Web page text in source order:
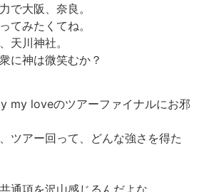
で大阪、奈良。
てみたくてね。
天川神社。
に神は微笑むか？
my loveのツアーファイナルにお邪
ツアー回って、どんな強さを得た
通項を沢山感じるんだよな。